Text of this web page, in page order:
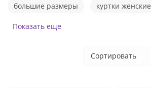
большие размеры куртки женские
пуховики
Показать еще